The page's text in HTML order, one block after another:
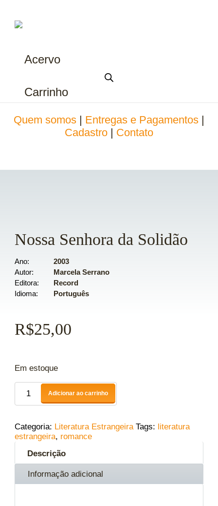
Acervo
Carrinho
Quem somos Entregas e Pagamentos
Cadastro
Contato
Nossa Senhora da Solidão
Ano
2003
Autor
Marcela Serrano
Editora
Record
Idioma
Português
R$25,00
Em estoque
Adicionar ao carrinho
Categoria: Literatura Estrangeira Tags: literatura
estrangeira, romance
Descrição
Informação adicional